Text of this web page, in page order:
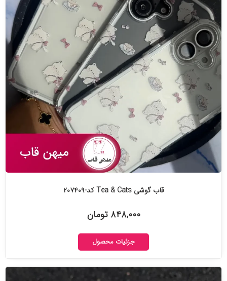
قاب گوشی Tea & Cats کد-۲۰۷۴۰۹
۸۴۸,۰۰۰ تومان
جزئیات محصول